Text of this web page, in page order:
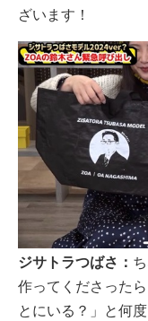
ざいます！
ジサトラつばさ：
作ってくださった
とにいる？」と何